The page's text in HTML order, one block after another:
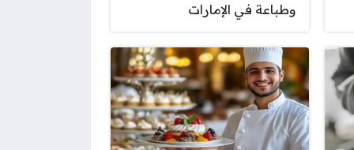
وطباعة في الإمارات